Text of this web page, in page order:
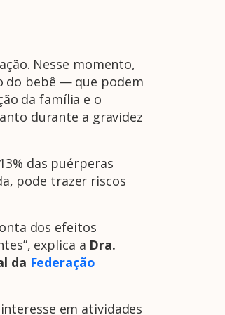
Nesse momento,
do bebê — que podem
da família e o
durante a gravidez
das puérperas
pode trazer riscos
dos efeitos
explica a Dra.
da Federação
em atividades